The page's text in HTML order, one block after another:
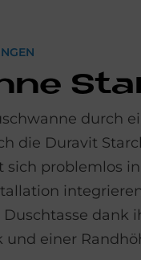
durch
die Duravit
sich problemlos
dank
einer